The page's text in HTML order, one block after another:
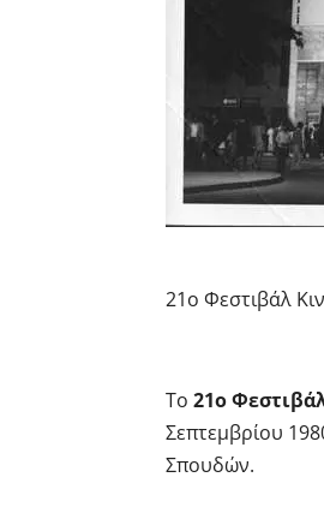
21ο Φεστιβάλ
Το 21ο
Σεπτεμβρίου
Σπουδών.